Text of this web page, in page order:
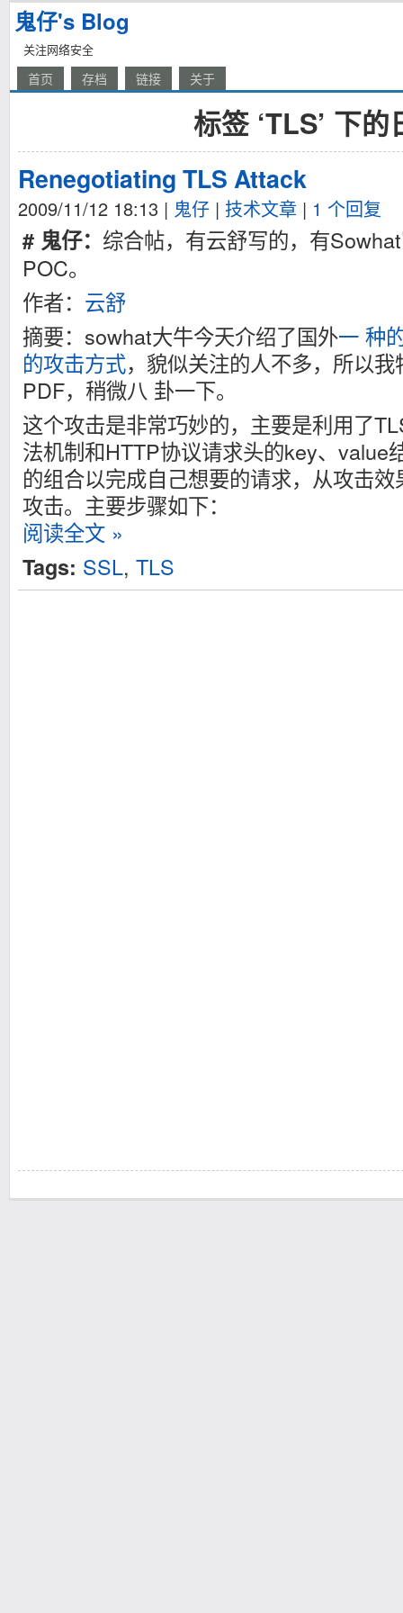
鬼仔's Blog
关注网络安全
首页 存档 链接 关于
标签 ‘TLS’ 下的
Renegotiating TLS Attack
2009/11/12 18:13 | 鬼仔 | 技术文章 | 1 个回复
# 鬼仔： 综合帖，有云舒写的，有
POC。
作者： 云舒
摘要：sowhat大牛今天介绍了国外一 种
的攻击方式，貌似关注的人不多，所以
PDF，稍微八 卦一下。
这个攻击是非常巧妙的，主要是利用了
法机制和HTTP协议请求头的key、value
的组合以完成自己想要的请求，从攻击
攻击。主要步骤如下：
阅读全文 »
Tags: SSL, TLS